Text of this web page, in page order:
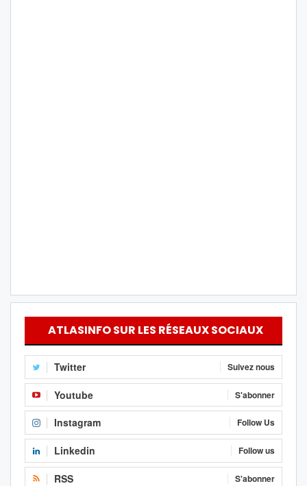
ATLASINFO SUR LES RÉSEAUX SOCIAUX
Twitter Suivez nous
Youtube S'abonner
Instagram Follow Us
Linkedin Follow us
RSS S'abonner